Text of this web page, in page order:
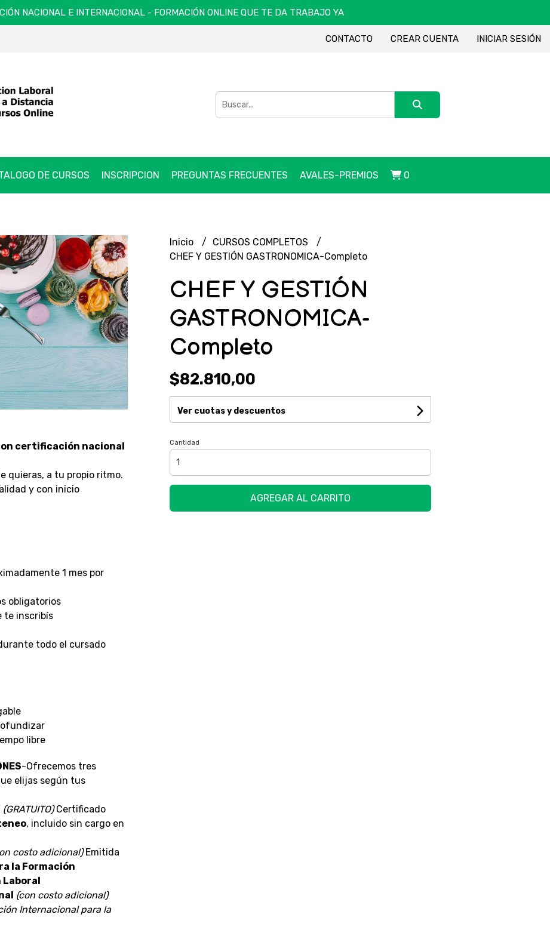
NACIONAL E INTERNACIONAL - FORMACIÓN ONLINE QUE TE DA TRABAJO YA
CONTACTO CREAR CUENTA INICIAR SESIÓN
DE CURSOS INSCRIPCION PREGUNTAS FRECUENTES AVALES-PREMIOS 0
certificación nacional
quieras, a tu propio ritmo.
y con inicio
1 mes por
obligatorios
te inscribís
todo el cursado
libre
-Ofrecemos tres
elijas según tus
(GRATUITO)Certificado
, incluido sin cargo en
costo adicional)Emitida
la Formación
Laboral
(con costo adicional)
Internacional para la
Inicio
CURSOS COMPLETOS
CHEF Y GESTIÓN GASTRONOMICA-Completo
CHEF Y GESTIÓN
GASTRONOMICA-
Completo
$82.810,00
Ver cuotas y descuentos
Cantidad
AGREGAR AL CARRITO